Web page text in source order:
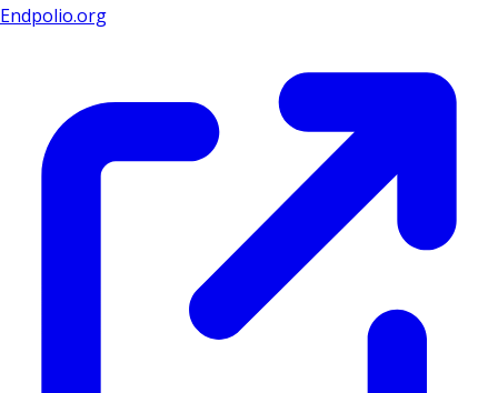
Endpolio.org